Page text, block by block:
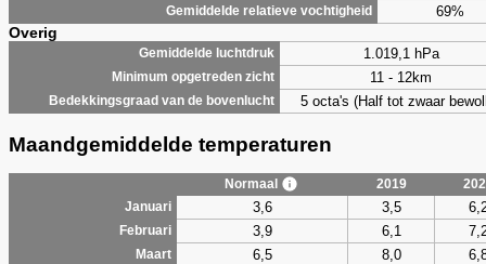
Gemiddelde relatieve vochtigheid 69%
Overig
Gemiddelde luchtdruk 1.019,1 hPa
Minimum opgetreden zicht 11 - 12km
Bedekkingsgraad van de bovenlucht 5 octa's (Half tot zwaar
Maandgemiddelde temperaturen
Normaal 2019
Januari
3,6 3,5
Februari 3,9 6,1
Maart 6,5 8,0